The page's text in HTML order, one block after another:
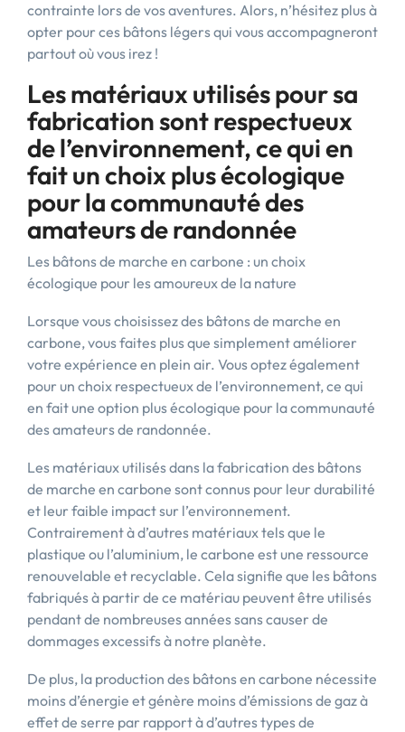
contrainte lors de vos aventures. Alors, n’hésitez plus à
opter pour ces bâtons légers qui vous accompagneront
partout où vous irez !
Les matériaux utilisés pour sa
fabrication sont respectueux
de l’environnement, ce qui en
fait un choix plus écologique
pour la communauté des
amateurs de randonnée
Les bâtons de marche en carbone : un choix
écologique pour les amoureux de la nature
Lorsque vous choisissez des bâtons de marche en
carbone, vous faites plus que simplement améliorer
votre expérience en plein air. Vous optez également
pour un choix respectueux de l’environnement, ce qui
en fait une option plus écologique pour la communauté
des amateurs de randonnée.
Les matériaux utilisés dans la fabrication des bâtons
de marche en carbone sont connus pour leur durabilité
et leur faible impact sur l’environnement.
Contrairement à d’autres matériaux tels que le
plastique ou l’aluminium, le carbone est une ressource
renouvelable et recyclable. Cela signifie que les bâtons
fabriqués à partir de ce matériau peuvent être utilisés
pendant de nombreuses années sans causer de
dommages excessifs à notre planète.
De plus, la production des bâtons en carbone nécessite
moins d’énergie et génère moins d’émissions de gaz à
effet de serre par rapport à d’autres types de